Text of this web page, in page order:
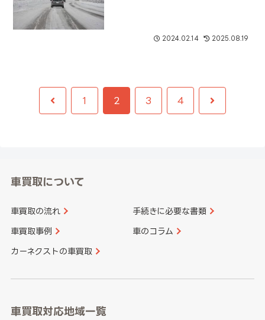
2024.02.14 2025.08.19
前 1 2 3 4 次
車買取について
車買取の流れ 手続きに必要な書類
車買取事例 車のコラム
カーネクストの車買取
車買取対応地域一覧